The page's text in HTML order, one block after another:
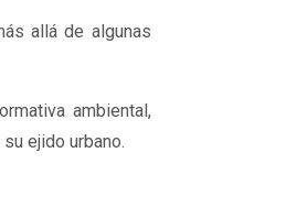
allá de algunas
ambiental,
ejido urbano.